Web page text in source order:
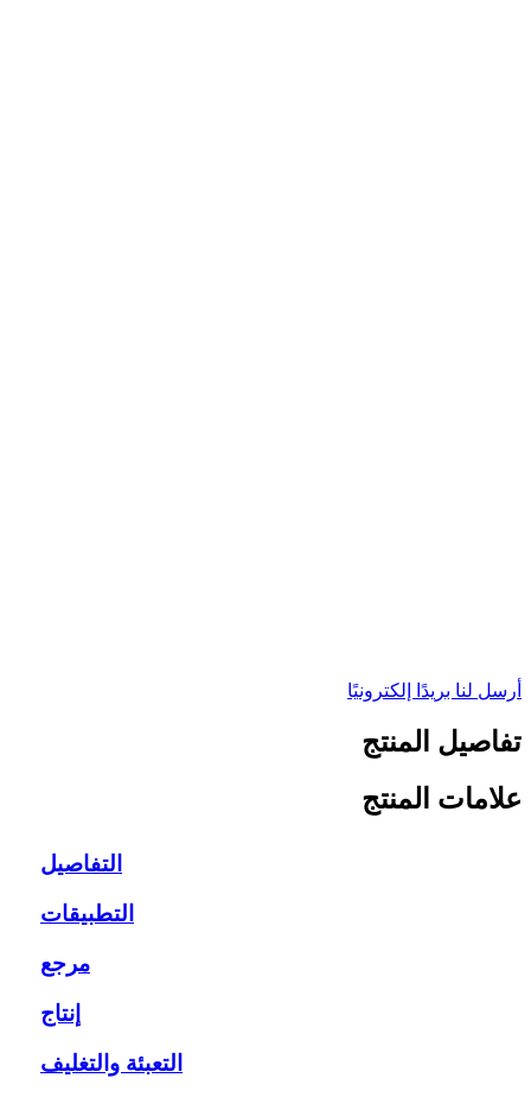
أرسل لنا بريدًا إلكترونيًا
تفاصيل المنتج
علامات المنتج
التفاصيل
التطبيقات
مرجع
إنتاج
التعبئة والتغليف